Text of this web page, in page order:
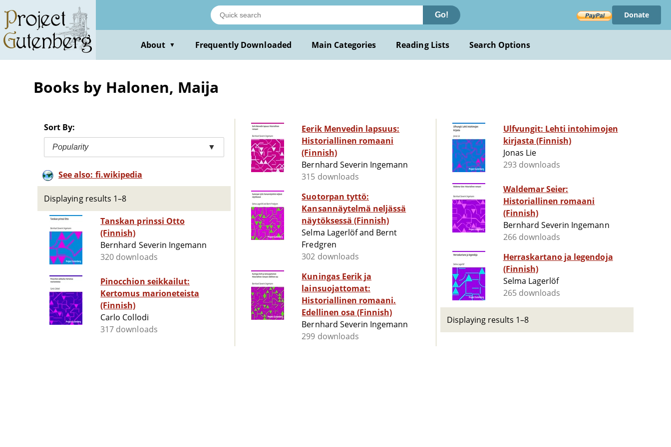
main
content
Go! Donate
About ▼ Frequently Downloaded Main Categories Reading Lists Search Options
Books by Halonen, Maija
Sort By:
Popularity ▼
See also: fi.wikipedia
Displaying results 1–8
Tanskan prinssi Otto
(Finnish)
Bernhard Severin Ingemann
320 downloads
Pinocchion seikkailut:
Kertomus marioneteista
(Finnish)
Carlo Collodi
317 downloads
Eerik Menvedin lapsuus:
Historiallinen romaani
(Finnish)
Bernhard Severin Ingemann
315 downloads
Suotorpan tyttö:
Kansannäytelmä neljässä
näytöksessä (Finnish)
Selma Lagerlöf and Bernt
Fredgren
302 downloads
Kuningas Eerik ja
lainsuojattomat:
Historiallinen romaani.
Edellinen osa (Finnish)
Bernhard Severin Ingemann
299 downloads
Ulfvungit: Lehti intohimojen
kirjasta (Finnish)
Jonas Lie
293 downloads
Waldemar Seier:
Historiallinen romaani
(Finnish)
Bernhard Severin Ingemann
266 downloads
Herraskartano ja legendoja
(Finnish)
Selma Lagerlöf
265 downloads
Displaying results 1–8